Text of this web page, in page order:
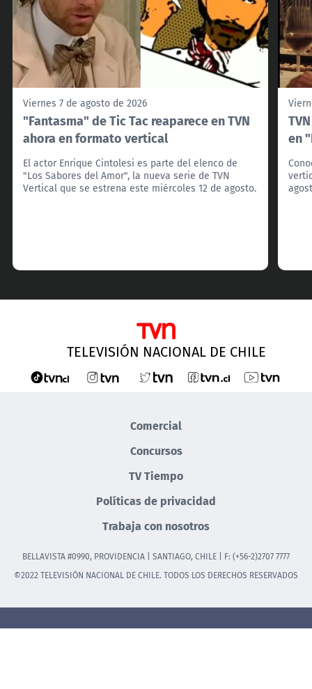
Viernes 7 de agosto de 2026
"Fantasma" de Tic Tac reaparece en TVN
ahora en formato vertical
El actor Enrique Cintolesi es parte del elenco de
"Los Sabores del Amor", la nueva serie de TVN
Vertical que se estrena este miércoles 12 de agosto.
en
TELEVISIÓN NACIONAL DE CHILE
Comercial
Concursos
TV Tiempo
Políticas de privacidad
Trabaja con nosotros
BELLAVISTA #0990, PROVIDENCIA | SANTIAGO, CHILE | F: (+56-2)2707 7777
©2022 TELEVISIÓN NACIONAL DE CHILE. TODOS LOS DERECHOS RESERVADOS